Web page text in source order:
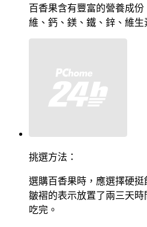
百香果含有豐富的營養成
維、鈣、鎂、鐵、鋅、維生
挑選方法：
選購百香果時，應選擇硬
皺褶的表示放置了兩三天
吃完。